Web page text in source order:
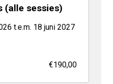
(alle sessies)
t.e.m. 18 juni 2027
€190,00